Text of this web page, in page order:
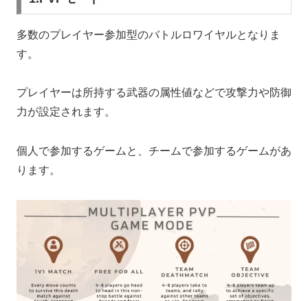
多数のプレイヤー参加型のバトルロワイヤルとなりま
す。
プレイヤーは所持する武器の属性値などで攻撃力や防御
力が設定されます。
個人で参加するゲームと、チームで参加するゲームがあ
ります。